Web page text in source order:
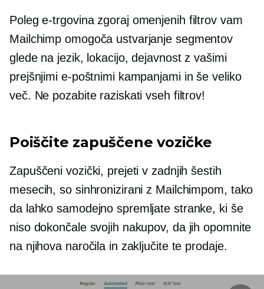
Polege-trgovinazgoraj omenjenih filtrov vam
Mailchimp omogoča ustvarjanje segmentov
glede na jezik, lokacijo, dejavnost z vašimi
prejšnjimi e-poštnimi kampanjami in še veliko
več. Ne pozabite raziskati vseh filtrov!
Poiščite zapuščene vozičke
Zapuščeni vozički, prejeti v zadnjih šestih
mesecih, so sinhronizirani z Mailchimpom, tako
da lahko samodejno spremljate stranke, ki še
niso dokončale svojih nakupov, da jih opomnite
na njihova naročila in zaključite te prodaje.